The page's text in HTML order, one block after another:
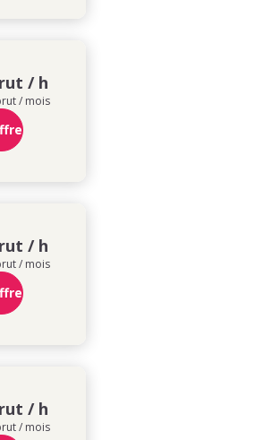
/ h
/ mois
/ h
/ mois
/ h
/ mois